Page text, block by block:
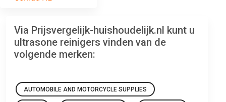
Via Prijsvergelijk-huishoudelijk.nl kunt u
ultrasone reinigers vinden van de
volgende merken:
AUTOMOBILE AND MOTORCYCLE SUPPLIES